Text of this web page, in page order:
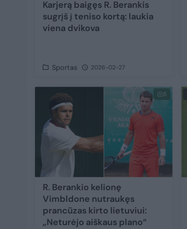
Karjerą baigęs R. Berankis
sugrįš į teniso kortą: laukia
viena dvikova
Sportas 2026-02-27
5
R. Berankio kelionę
Vimbldone nutraukęs
prancūzas kirto lietuviui:
„Neturėjo aiškaus plano“